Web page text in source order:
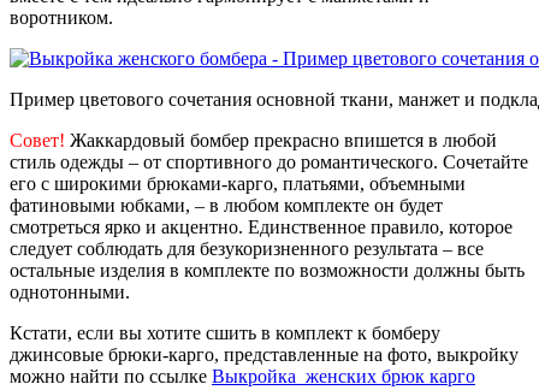
воротником.
Пример цветового сочетания основной ткани, манжет и
Совет! Жаккардовый бомбер прекрасно впишется в любой
стиль одежды – от спортивного до романтического. Сочетайте
его с широкими брюками-карго, платьями, объемными
фатиновыми юбками, – в любом комплекте он будет
смотреться ярко и акцентно. Единственное правило, которое
следует соблюдать для безукоризненного результата – все
остальные изделия в комплекте по возможности должны быть
однотонными.
Кстати, если вы хотите сшить в комплект к бомберу
джинсовые брюки-карго, представленные на фото, выкройку
можно найти по ссылке Выкройка женских брюк карго